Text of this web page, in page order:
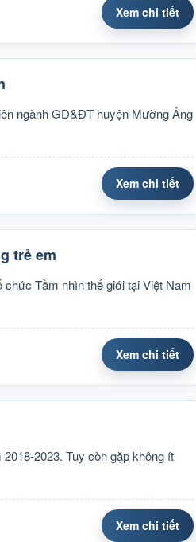
Xem chi tiết
ngành GD&ĐT huyện Mường Ảng
Xem chi tiết
trẻ em
Tầm nhìn thế giới tại Việt Nam
Xem chi tiết
2023. Tuy còn gặp không ít
Xem chi tiết